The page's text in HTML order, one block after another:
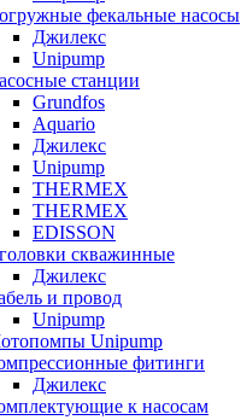
фекальные насосы
Джилекс
Unipump
станции
Grundfos
Aquario
Джилекс
Unipump
THERMEX
THERMEX
EDISSON
скважинные
Джилекс
и провод
Unipump
Unipump
фитинги
Джилекс
к насосам